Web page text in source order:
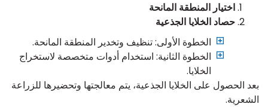
اختيار المنطقة المانحة
حصاد الخلايا الجذعية
الخطوة الأولى: تنظيف وتخدير المنطقة المانحة.
الخطوة الثانية: استخدام أدوات متخصصة لاستخراج
الخلايا.
بعد الحصول على الخلايا الجذعية، يتم معالجتها وتحضيرها للزراعة
الشعرية.